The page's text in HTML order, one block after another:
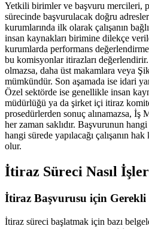
Yetkili birimler ve başvuru mercileri,
sürecinde başvurulacak doğru
kurumlarında ilk olarak çalışanın
insan kaynakları birimine dilekçe
kurumlarda performans
bu komisyonlar itirazları
olmazsa, daha üst makamlara veya
mümkündür. Son aşamada ise idari
Özel sektörde ise genellikle insan
müdürlüğü ya da şirket içi itiraz
prosedürlerden sonuç alınamazsa, İş
her zaman saklıdır. Başvurunun
hangi sürede yapılacağı çalışanın hak
olur.
İtiraz Süreci Nasıl
İtiraz Başvurusu için Gerekli
İtiraz süreci başlatmak için bazı